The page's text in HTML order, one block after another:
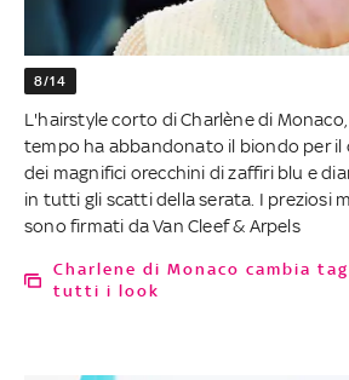
8/14
L'hairstyle corto di Charlène di
tempo ha abbandonato il biondo per il
dei magnifici orecchini di zaffiri blu e
in tutti gli scatti della serata. I preziosi
sono firmati da Van Cleef & Arpels
Charlene di Monaco cambia taglio di capelli:
tutti i look